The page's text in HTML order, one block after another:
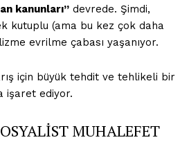
kanunları” devrede. Şimdi,
kutuplu (ama bu kez çok daha
evrilme çabası yaşanıyor.
için büyük tehdit ve tehlikeli bir
işaret ediyor.
MUHALEFET